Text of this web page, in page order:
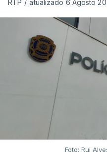
RTP / atualizado 6 Agosto
Foto: Rui